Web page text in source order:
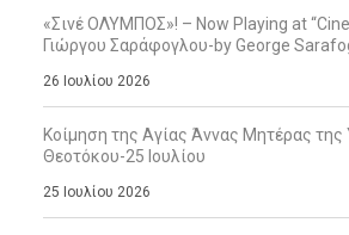
«Σινέ ΟΛΥΜΠΟΣ»! – Now Playing at “Cine
Γιώργου Σαράφογλου-by George
26 Ιουλίου 2026
Κοίμηση της Αγίας Άννας Μητέρας της
Θεοτόκου-25 Ιουλίου
25 Ιουλίου 2026